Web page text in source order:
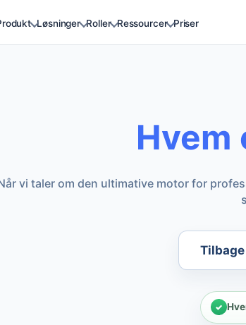
Løsninger Roller Ressourcer Priser
Hvem
vi taler om den ultimative motor for